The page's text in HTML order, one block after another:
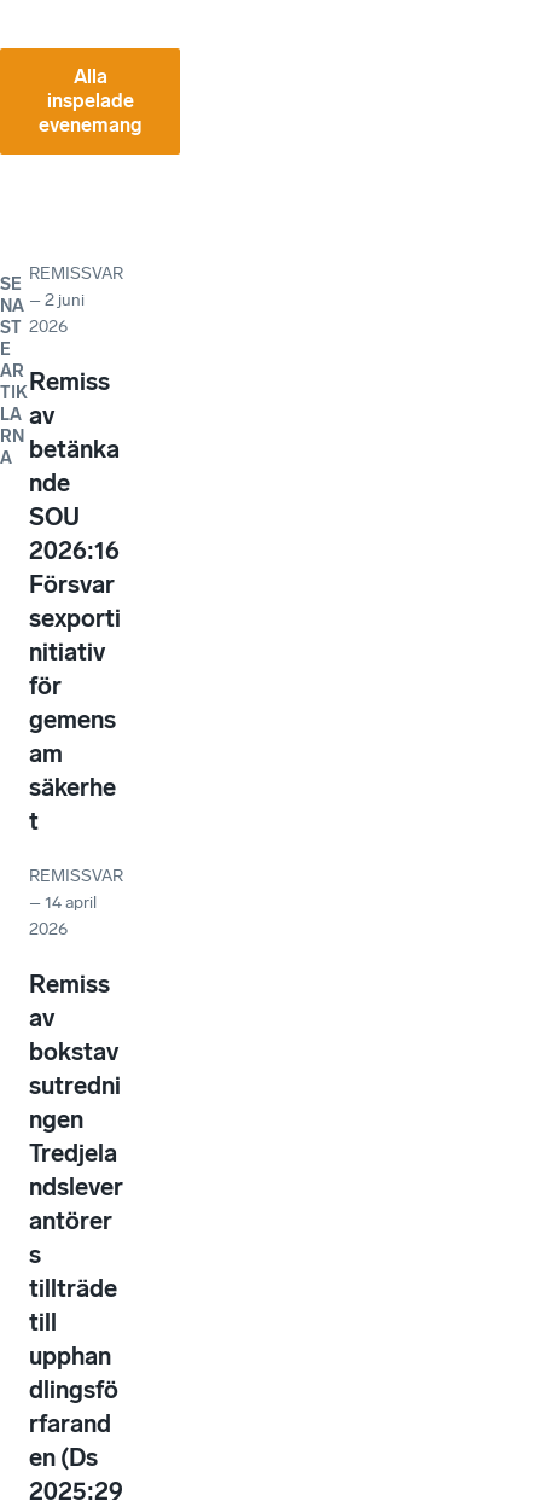
Alla
inspelade
evenemang
SE
NA
ST
E
AR
TIK
LA
RN
A
REMISSVAR
–2 juni
2026
Remiss
av
betänka
nde
SOU
2026:16
Försvar
sexporti
nitiativ
för
gemens
am
säkerhe
t
REMISSVAR
–14 april
2026
Remiss
av
bokstav
sutredni
ngen
Tredjela
ndslever
antörer
s
tillträde
till
upphan
dlingsfö
rfarand
en (Ds
2025:29